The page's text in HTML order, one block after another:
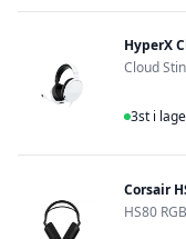
HyperX
Cloud
I Lager
3st i
Corsair
HS80